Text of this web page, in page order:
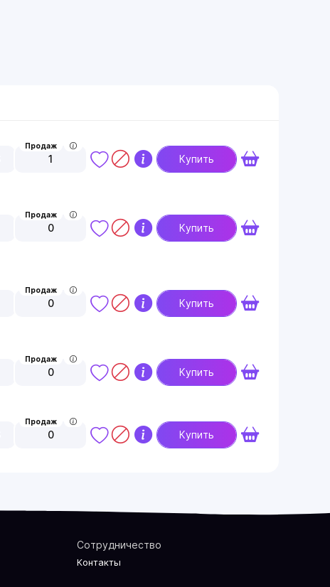
Продаж
1 Купить
Продаж
0 Купить
Продаж
0 Купить
Продаж
0 Купить
Продаж
0 Купить
Сотрудничество
Контакты